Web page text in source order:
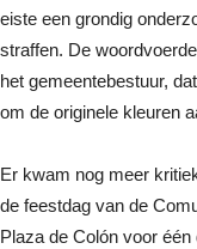
eiste een grondig
straffen. De
het gemeentebestuur,
om de originele kleuren
Er kwam nog meer
de feestdag van de
Plaza de Colón voor